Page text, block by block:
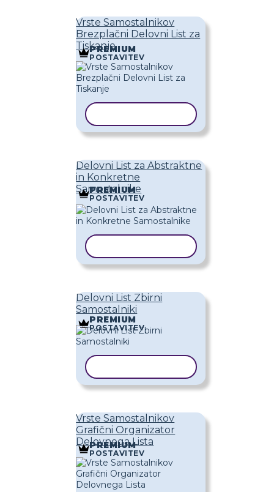
Vrste Samostalnikov
Brezplačni Delovni List za
Tiskanje
PREMIUM
POSTAVITEV
Delovni List za Abstraktne
in Konkretne
Samostalnike
PREMIUM
POSTAVITEV
Delovni List Zbirni
Samostalniki
PREMIUM
POSTAVITEV
Vrste Samostalnikov
Grafični Organizator
Delovnega Lista
PREMIUM
POSTAVITEV